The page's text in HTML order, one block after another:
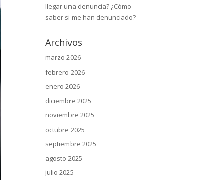
llegar una denuncia? ¿Cómo
saber si me han denunciado?
Archivos
marzo 2026
febrero 2026
enero 2026
diciembre 2025
noviembre 2025
octubre 2025
septiembre 2025
agosto 2025
julio 2025